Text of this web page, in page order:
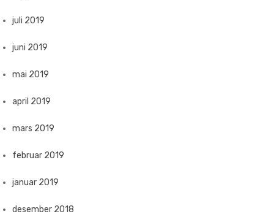
juli 2019
juni 2019
mai 2019
april 2019
mars 2019
februar 2019
januar 2019
desember 2018